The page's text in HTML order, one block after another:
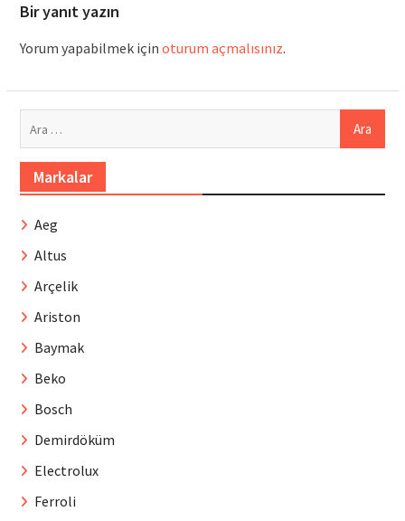
Bir yanıt yazın
Yorum yapabilmek için oturum açmalısınız.
Markalar
Aeg
Altus
Arçelik
Ariston
Baymak
Beko
Bosch
Demirdöküm
Electrolux
Ferroli